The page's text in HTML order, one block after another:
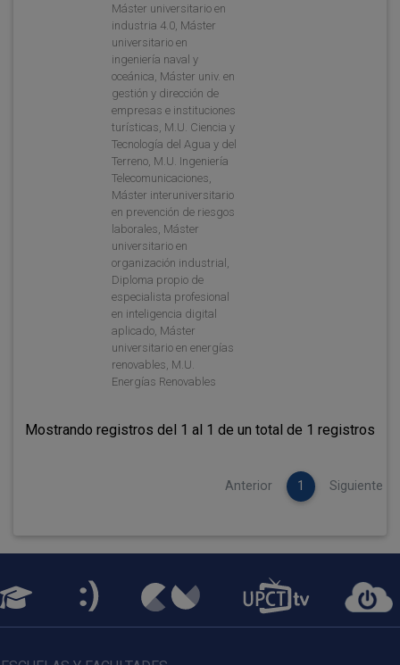
Máster universitario en
industria 4.0, Máster
universitario en
ingeniería naval y
oceánica, Máster univ. en
gestión y dirección de
empresas e instituciones
turísticas, M.U. Ciencia y
Tecnología del Agua y del
Terreno, M.U. Ingeniería
Telecomunicaciones,
Máster interuniversitario
en prevención de riesgos
laborales, Máster
universitario en
organización industrial,
Diploma propio de
especialista profesional
en inteligencia digital
aplicado, Máster
universitario en energías
renovables, M.U.
Energías Renovables
Mostrando registros del 1 al 1 de un total de 1 registros
Anterior 1 Siguiente